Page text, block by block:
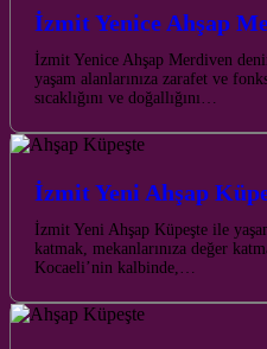
İzmit Yenice Ahşap
İzmit Yenice Ahşap Merdiven
yaşam alanlarınıza zarafet ve
sıcaklığını ve doğallığını…
İzmit Yeni Ahşap
İzmit Yeni Ahşap Küpeşte ile
katmak, mekanlarınıza değer
Kocaeli’nin kalbinde,…